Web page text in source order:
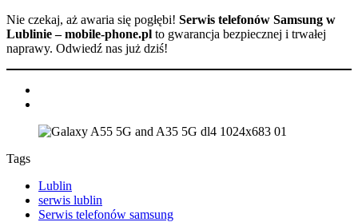
Nie czekaj, aż awaria się pogłębi! Serwis telefonów Samsung w
Lublinie – mobile-phone.pl to gwarancja bezpiecznej i trwałej
naprawy. Odwiedź nas już dziś!
Tags
Lublin
serwis lublin
Serwis telefonów samsung